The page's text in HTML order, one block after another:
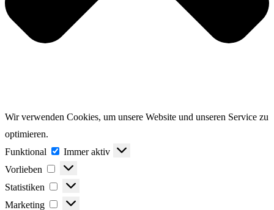
Wir verwenden Cookies, um unsere Website und unseren Service zu
optimieren.
Funktional
Funktional
Immer aktiv
Vorlieben
Vorlieben
Statistiken
Statistiken
Marketing
Marketing